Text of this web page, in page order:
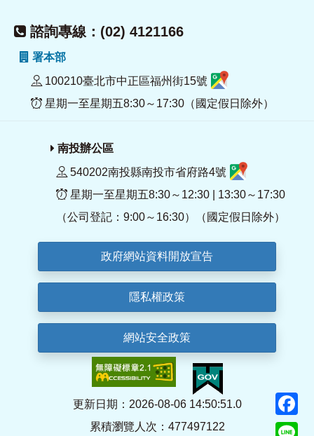
諮詢專線：(02) 4121166
署本部
100210臺北市中正區福州街15號
星期一至星期五8:30～17:30（國定假日除外）
南投辦公區
540202南投縣南投市省府路4號
星期一至星期五8:30～12:30 | 13:30～17:30
（公司登記：9:00～16:30）（國定假日除外）
政府網站資料開放宣告
隱私權政策
網站安全政策
更新日期：2026-08-06 14:50:51.0
累積瀏覽人次：477497122